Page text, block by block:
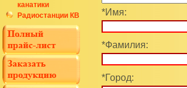
канатики
Радиостанции КВ *Имя:
*Фамилия:
*Город: